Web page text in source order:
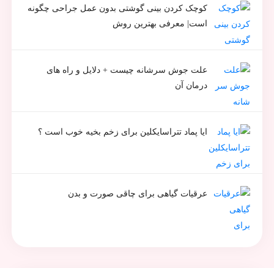
کوچک کردن بینی گوشتی بدون عمل جراحی چگونه
است| معرفی بهترین روش
علت جوش سرشانه چیست + دلایل و راه های
درمان آن
ایا پماد تتراسایکلین برای زخم بخیه خوب است ؟
عرقیات گیاهی برای چاقی صورت و بدن